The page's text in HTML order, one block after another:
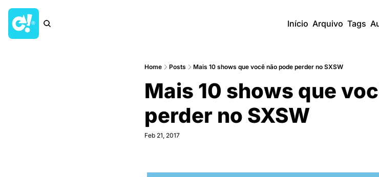
Início Arquivo Tags
Home Posts Mais 10 shows que você não pode perder no SXSW
Mais 10 shows que
perder no SXSW
Feb 21, 2017